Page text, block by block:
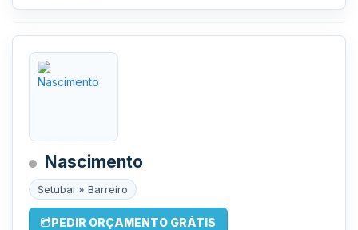
Nascimento
Setubal » Barreiro
PEDIR ORÇAMENTO GRÁTIS